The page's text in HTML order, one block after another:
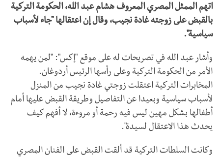
اتهم الممثل المصري المعروف هشام عبد الله، الحكومة التركية
بالقبض على زوجته غادة نجيب، وقال إن اعتقالها "جاء لأسباب
سياسية".
وأشار عبد الله في تصريحات له على موقع "إكس": "لمن يهمه
الأمر من الحكومة التركية وعلى رأسها الرئيس أردوغان.
المخابرات التركية اعتقلت زوجتي غادة نجيب من المنزل
لأسباب سياسية وبعيدا عن التفاصيل وطريقة القبض عليها أمام
أطفالها بشكل مهين ليس فيه رحمة أو مروءة، لا أفهم كيف
يحدث هذا الاعتقال لسيدة".
وكانت السلطات التركية قد ألقت القبض على الفنان المصري